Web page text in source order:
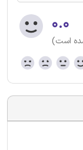
۰.۰
است)